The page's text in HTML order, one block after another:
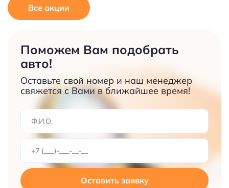
Все акции
Поможем Вам подобрать
авто!
Оставьте свой номер и наш менеджер
свяжется с Вами в ближайшее время!
Оставить заявку